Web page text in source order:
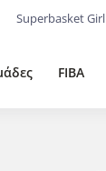
Superbasket Girl
FIBA